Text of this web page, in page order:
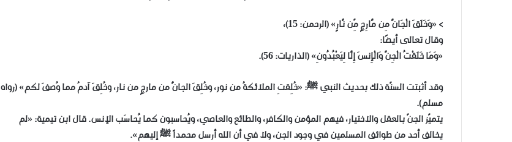
> «وَخَلَقَ الْجَانَّ مِن مَّارِجٍ مِّن نَّارٍ» (الرحمن: 15)،
وقال تعالى أيضًا:
«وَمَا خَلَقْتُ الْجِنَّ وَالْإِنسَ إِلَّا لِيَعْبُدُونِ» (الذاريات: 56).
وقد أثبتت السنّة ذلك بحديث النبي ﷺ: «خُلِقتِ الملائكةُ من نور، وخُلِقَ الجانُّ من مارجٍ من نار، وخُلِقَ آدمُ مما وُصفَ لكم» (رواه
مسلم).
يتميّز الجنّ بالعقل والاختيار، فيهم المؤمن والكافر، والطائع والعاصي، ويُحاسبون كما يُحاسَب الإنس. قال ابن تيمية: «لم
يخالف أحد من طوائف المسلمين في وجود الجن، ولا في أن الله أرسل محمداً ﷺ إليهم».